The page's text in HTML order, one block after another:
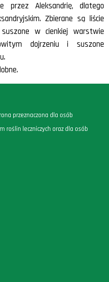
przez Aleksandrię, dlatego
Zbierane są liście
w cienkiej warstwie
dojrzeniu i suszone
przeznaczona dla osób
roślin leczniczych oraz dla osób